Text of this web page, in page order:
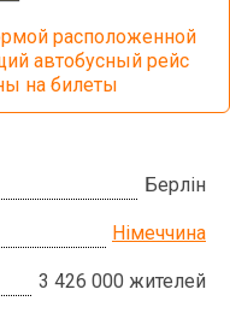
расположенной
автобусный рейс
на билеты
Берлін
Німеччина
3 426 000 жителей